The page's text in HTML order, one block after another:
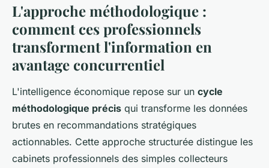
L'approche méthodologique :
comment ces professionnels
transforment l'information en
avantage concurrentiel
L'intelligence économique repose sur un cycle
méthodologique précis qui transforme les données
brutes en recommandations stratégiques
actionnables. Cette approche structurée distingue les
cabinets professionnels des simples collecteurs